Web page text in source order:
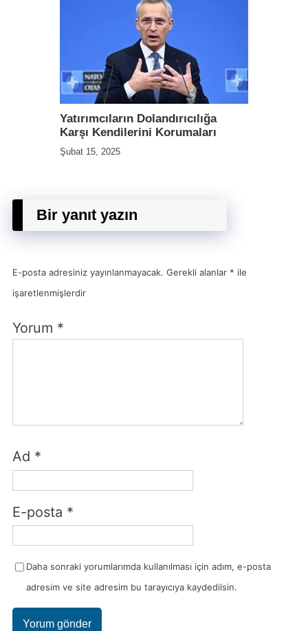
Yatırımcıların Dolandırıcılığa
Karşı Kendilerini Korumaları
Şubat 15, 2025
Bir yanıt yazın
E-posta adresiniz yayınlanmayacak. Gerekli alanlar * ile
işaretlenmişlerdir
Yorum *
Ad *
E-posta *
Daha sonraki yorumlarımda kullanılması için adım, e-posta
adresim ve site adresim bu tarayıcıya kaydedilsin.